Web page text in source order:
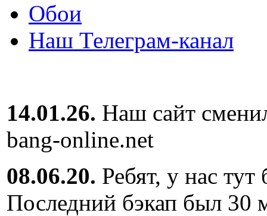
Обои
Наш Телеграм-канал
14.01.26. Наш сайт
bang-online.net
08.06.20. Ребят, у нас
Последний бэкап был 30